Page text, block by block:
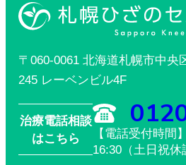
〒060-0061 北海道札幌市中央
245 レーベンビル4F
治療電話相談
はこちら
【電話受付時間
16:30（土日祝休